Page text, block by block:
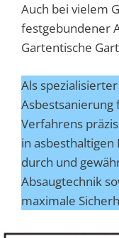
Auch bei vielem
festgebundener
Gartentische
Als
Asbestsanierung
Verfahrens
in asbesthaltigen
durch und
Absaugtechnik
maximale